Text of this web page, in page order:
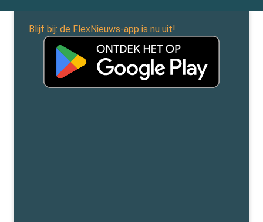
Blijf bij: de FlexNieuws-app is nu uit!